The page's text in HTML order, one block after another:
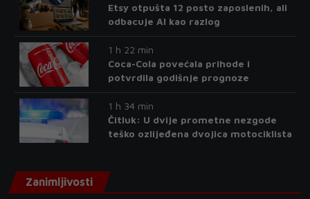
Etsy otpušta 12 posto zaposlenih, ali
odbacuje AI kao razlog
1 h 22 min
Coca-Cola povećala prihode i
potvrdila godišnje prognoze
1 h 34 min
Čitluk: U dvije prometne nezgode
teško ozlijeđena dvojica motociklista
Zanimljivosti